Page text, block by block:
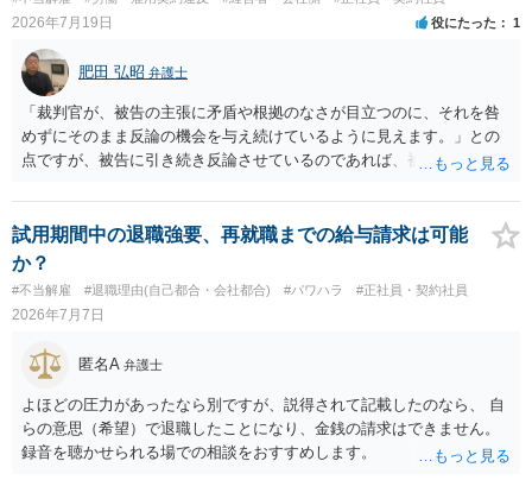
2026年7月19日 役にたった 1
肥田 弘昭 弁護士
「裁判官が、被告の主張に矛盾や根拠のなさが目立つのに、それを咎
めずにそのまま反論の機会を与え続けているように見えます。」との
点ですが、被告に引き続き反論させているのであれば、被告の主張が
くしている場合があります。被告がこれ以上ありませんと言えば終わ
るかと思います。ご参考にしてください。
試用期間中の退職強要、再就職までの給与請求は可能
か？
#不当解雇 #退職理由(自己都合・会社都合) #パワハラ #正社員・契約社員
2026年7月7日
匿名A 弁護士
よほどの圧力があったなら別ですが、説得されて記載したのなら、 自
らの意思（希望）で退職したことになり、金銭の請求はできません。
録音を聴かせられる場での相談をおすすめします。